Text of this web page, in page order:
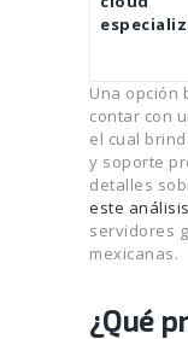
Una opción
contar con
el cual
y soporte
detalles
este
servidores
mexicanas.
¿Qué